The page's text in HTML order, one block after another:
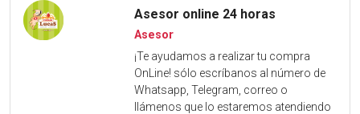
Asesor online 24 horas
Asesor
¡Te ayudamos a realizar tu compra
OnLine! sólo escríbanos al número de
Whatsapp, Telegram, correo o
llámenos que lo estaremos atendiendo